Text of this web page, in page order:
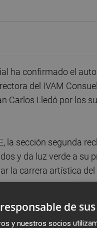
ha confirmado el
del IVAM
Carlos Lledó por los
la sección segunda
y da luz verde a su
la carrera artística del
Rafael
Rafael Blasco
de
y nuestros socios